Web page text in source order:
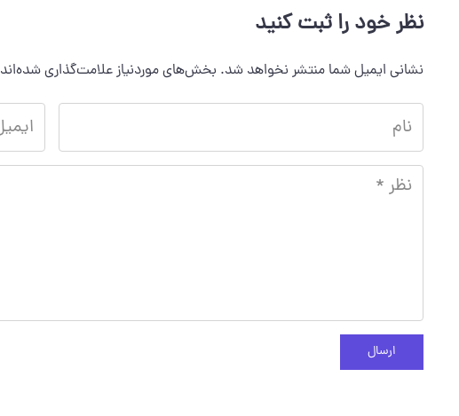
نظر خود را ثبت کنید
نشانی ایمیل شما منتشر نخواهد شد. بخش‌های موردنیاز علامت‌گذاری شده‌اند
ارسال